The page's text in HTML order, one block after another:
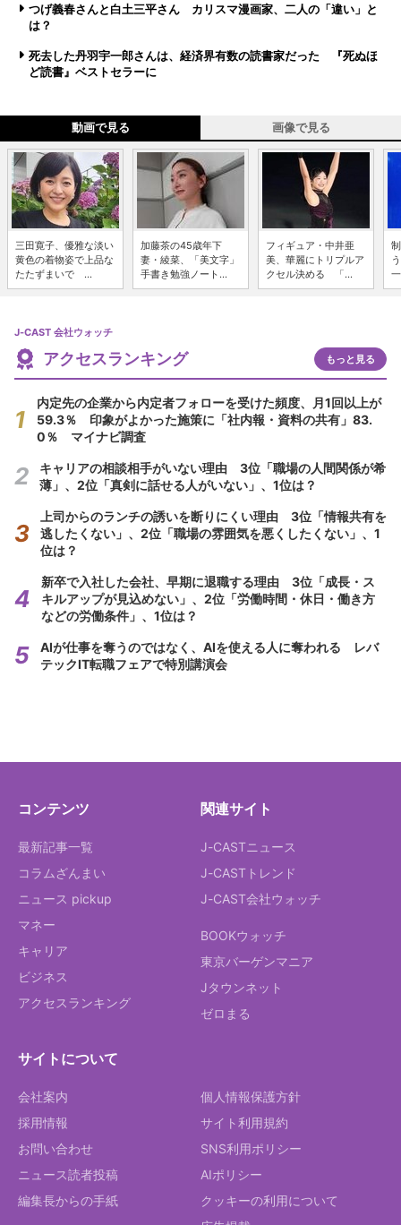
つげ義春さんと白土三平さん カリスマ漫画家、二人の「違い」と
は？
死去した丹羽宇一郎さんは、経済界有数の読書家だった 『死ぬほ
ど読書』ベストセラーに
動画で見る 画像で見る
三田寛子、優雅な淡い
黄色の着物姿で上品な
たたずまいで ...
加藤茶の45歳年下
妻・綾菜、「美文字」
手書き勉強ノート...
フィギュア・中井亜
美、華麗にトリプルア
クセル決める 「...
J-CAST 会社ウォッチ
アクセスランキング もっと見る
内定先の企業から内定者フォローを受けた頻度、月1回以上が
59.3％ 印象がよかった施策に「社内報・資料の共有」83.
0％ マイナビ調査
キャリアの相談相手がいない理由 3位「職場の人間関係が希
薄」、2位「真剣に話せる人がいない」、1位は？
上司からのランチの誘いを断りにくい理由 3位「情報共有を
逃したくない」、2位「職場の雰囲気を悪くしたくない」、1
位は？
新卒で入社した会社、早期に退職する理由 3位「成長・ス
キルアップが見込めない」、2位「労働時間・休日・働き方
などの労働条件」、1位は？
AIが仕事を奪うのではなく、AIを使える人に奪われる レバ
テックIT転職フェアで特別講演会
コンテンツ
最新記事一覧
コラムざんまい
ニュース pickup
マネー
キャリア
ビジネス
アクセスランキング
関連サイト
J-CASTニュース
J-CASTトレンド
J-CAST会社ウォッチ
BOOKウォッチ
東京バーゲンマニア
Jタウンネット
ゼロまる
サイトについて
会社案内
採用情報
お問い合わせ
ニュース読者投稿
編集長からの手紙
個人情報保護方針
サイト利用規約
SNS利用ポリシー
AIポリシー
クッキーの利用について